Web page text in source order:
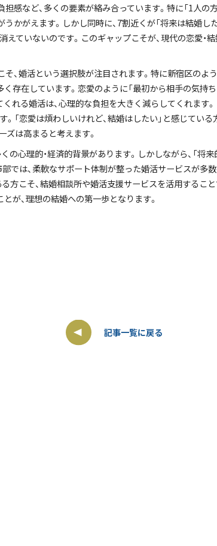
感など、多くの要素が絡み合っています。特に「1人
かがえます。しかし同時に、7割近くが「将来は結婚
えていないのです。このギャップこそが、現代の恋愛
、婚活という選択肢が注目されます。特に新宿区のよ
存在しています。恋愛のように「最初から相手の気持
れる婚活は、心理的な負担を大きく減らしてくれます
「恋愛は煩わしいけれど、結婚はしたい」と感じてい
ズは高まると考えます。
の心理的・経済的背景があります。しかしながら、「将
は、柔軟なサポート体制が整った婚活サービスが多数
方こそ、結婚相談所や婚活支援サービスを活用するこ
が、理想の結婚への第一歩となります。
記事一覧に戻る